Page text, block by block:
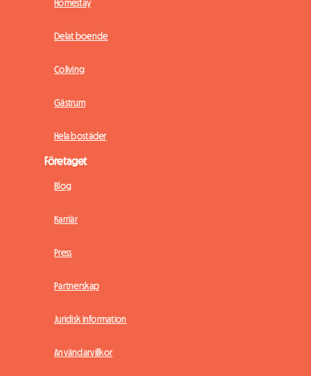
Homestay
Delat boende
Coliving
Gästrum
Hela bostäder
Företaget
Blog
Karriär
Press
Partnerskap
Juridisk information
Användarvillkor